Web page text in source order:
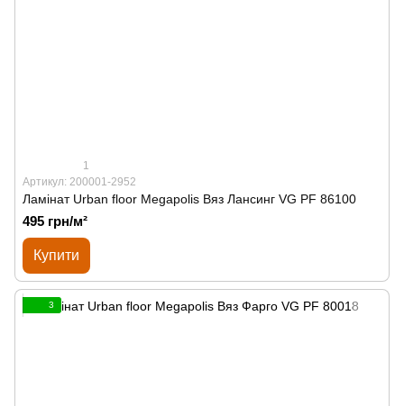
1
Артикул: 200001-2952
Ламінат Urban floor Megapolis Вяз Лансинг VG PF 86100
495 грн/м²
Купити
3